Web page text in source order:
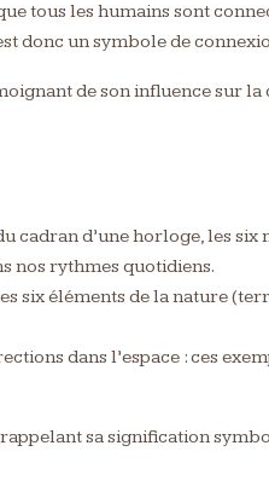
tous les humains sont
donc un symbole de
de son influence sur
cadran d’une horloge, les
nos rythmes quotidiens.
six éléments de la nature
dans l’espace : ces
sa signification